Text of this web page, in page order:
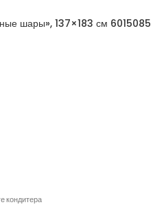
шары», 137×183 см 6015085
кондитера